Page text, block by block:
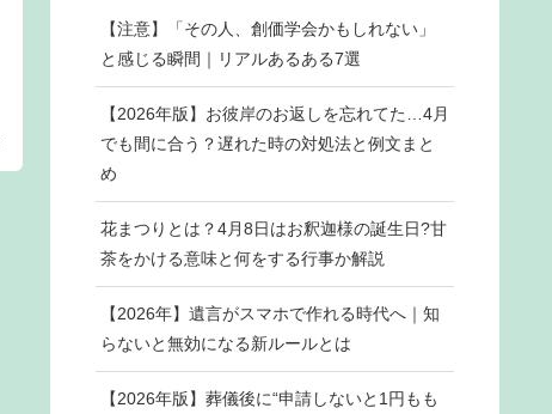
【注意】「その人、創価学会かもしれない」
と感じる瞬間｜リアルあるある7選
【2026年版】お彼岸のお返しを忘れてた…4月
でも間に合う？遅れた時の対処法と例文まと
め
花まつりとは？4月8日はお釈迦様の誕生日?甘
茶をかける意味と何をする行事か解説
【2026年】遺言がスマホで作れる時代へ｜知
らないと無効になる新ルールとは
【2026年版】葬儀後に“申請しないと1円もも